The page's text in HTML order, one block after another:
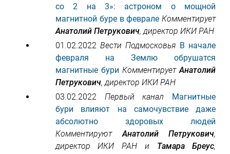
со 2 на 3»: астроном о мощной
магнитной буре в феврале Комментирует
Анатолий Петрукович, директор ИКИ РАН
01.02.2022Вести Подмосковья В начале
февраля на Землю обрушатся
магнитные бури КомментируетАнатолий
Петрукович, директор ИКИ РАН
03.02.2022Первый канал
Магнитные
бури влияют на самочувствие даже
абсолютно здоровых людей
КомментируютАнатолий Петрукович,
директор ИКИ РАН и Тамара Бреус,